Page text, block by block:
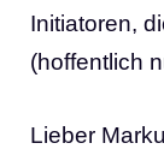
Initiatoren,
(hoffentlich
Lieber